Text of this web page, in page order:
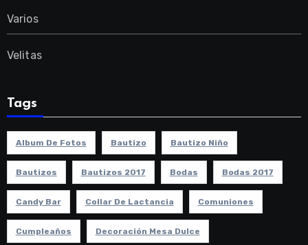
Varios
Velitas
Tags
Album De Fotos Bautizo Bautizo Niño
Bautizos Bautizos 2017 Bodas Bodas 2017
Candy Bar Collar De Lactancia Comuniones
Cumpleaños Decoración Mesa Dulce